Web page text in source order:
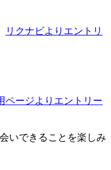
リクナビよりエントリ
ページよりエントリー
いできることを楽しみ